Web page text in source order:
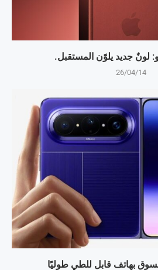
26/04/14
بهاتف قابل للطي طوليًا